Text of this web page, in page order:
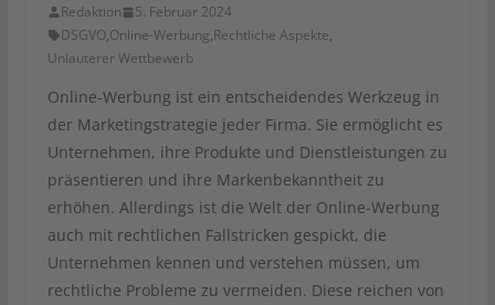
Redaktion
5. Februar 2024
DSGVO,Online-Werbung,Rechtliche Aspekte,
Unlauterer Wettbewerb
Online-Werbung ist ein entscheidendes Werkzeug in
der Marketingstrategie jeder Firma. Sie ermöglicht es
Unternehmen, ihre Produkte und Dienstleistungen zu
präsentieren und ihre Markenbekanntheit zu
erhöhen. Allerdings ist die Welt der Online-Werbung
auch mit rechtlichen Fallstricken gespickt, die
Unternehmen kennen und verstehen müssen, um
rechtliche Probleme zu vermeiden. Diese reichen von